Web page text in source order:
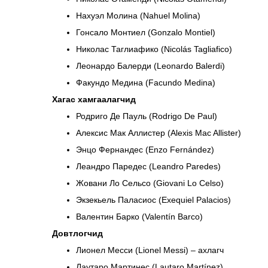
Нахуэл Молина (Nahuel Molina)
Гонсало Монтиел (Gonzalo Montiel)
Николас Таглиафико (Nicolás Tagliafico)
Леонардо Балерди (Leonardo Balerdi)
Факундо Медина (Facundo Medina)
Хагас хамгаалагчид
Родриго Де Пауль (Rodrigo De Paul)
Алексис Мак Аллистер (Alexis Mac Allister)
Энцо Фернандес (Enzo Fernández)
Леандро Паредес (Leandro Paredes)
Жовани Ло Сельсо (Giovani Lo Celso)
Экзекьель Паласиос (Exequiel Palacios)
Валентин Барко (Valentín Barco)
Довтлогчид
Лионел Месси (Lionel Messi) – ахлагч